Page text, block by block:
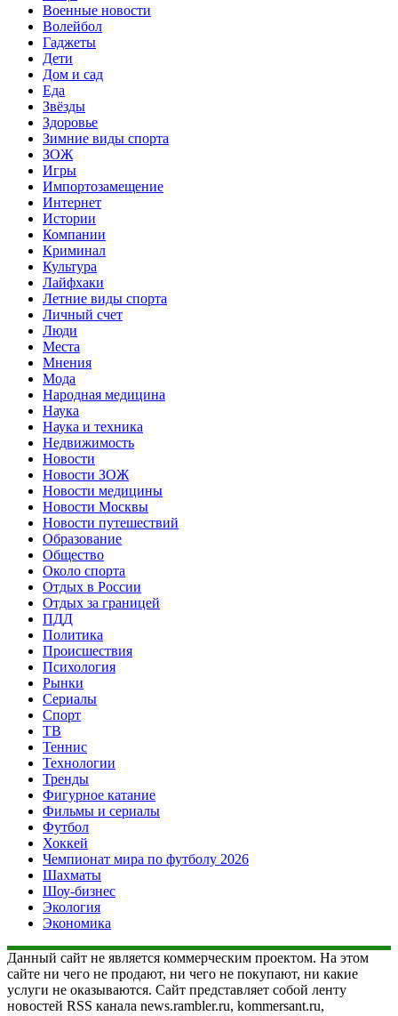
Военные новости
Волейбол
Гаджеты
Дети
Дом и сад
Еда
Звёзды
Здоровье
Зимние виды спорта
ЗОЖ
Игры
Импортозамещение
Интернет
Истории
Компании
Криминал
Культура
Лайфхаки
Летние виды спорта
Личный счет
Люди
Места
Мнения
Мода
Народная медицина
Наука
Наука и техника
Недвижимость
Новости
Новости ЗОЖ
Новости медицины
Новости Москвы
Новости путешествий
Образование
Общество
Около спорта
Отдых в России
Отдых за границей
ПДД
Политика
Происшествия
Психология
Рынки
Сериалы
Спорт
ТВ
Теннис
Технологии
Тренды
Фигурное катание
Фильмы и сериалы
Футбол
Хоккей
Чемпионат мира по футболу 2026
Шахматы
Шоу-бизнес
Экология
Экономика
Данный сайт не является коммерческим проектом. На этом
сайте ни чего не продают, ни чего не покупают, ни какие
услуги не оказываются. Сайт представляет собой ленту
новостей RSS канала news.rambler.ru, kommersant.ru,